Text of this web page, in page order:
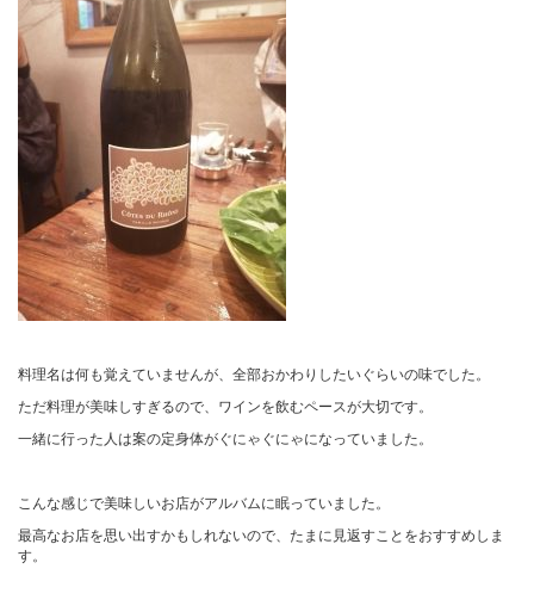
料理名は何も覚えていませんが、全部おかわりしたいぐらいの味でした。
ただ料理が美味しすぎるので、ワインを飲むペースが大切です。
一緒に行った人は案の定身体がぐにゃぐにゃになっていました。
こんな感じで美味しいお店がアルバムに眠っていました。
最高なお店を思い出すかもしれないので、たまに見返すことをおすすめしま
す。